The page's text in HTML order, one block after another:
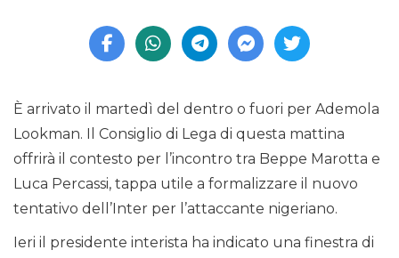
È arrivato il martedì del dentro o fuori per Ademola
Lookman. Il Consiglio di Lega di questa mattina
offrirà il contesto per l’incontro tra Beppe Marotta e
Luca Percassi, tappa utile a formalizzare il nuovo
tentativo dell’Inter per l’attaccante nigeriano.
Ieri il presidente interista ha indicato una finestra di